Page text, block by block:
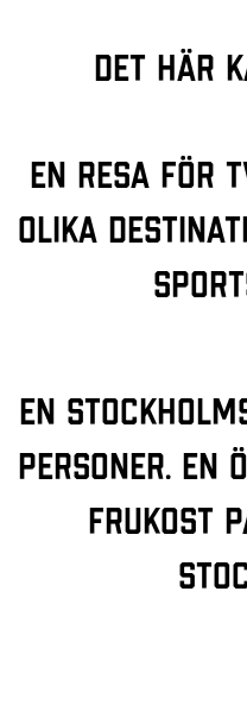
Det här
En resa för
olika
En
personer. En
frukost